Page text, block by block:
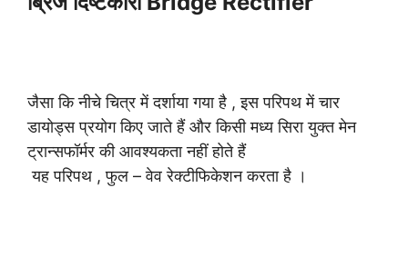
जैसा कि नीचे चित्र में दर्शाया गया है , इस परिपथ में चार
डायोड्स प्रयोग किए जाते हैं और किसी मध्य सिरा युक्त मेन
ट्रान्सफॉर्मर की आवश्यकता नहीं होते हैं
यह परिपथ , फुल – वेव रेक्टीफिकेशन करता है ।